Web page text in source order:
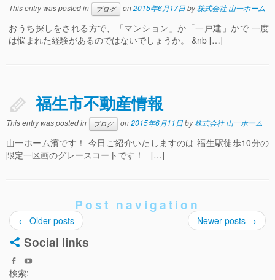
This entry was posted in ブログ on2015年6月17日by株式会社 山一ホーム
おうち探しをされる方で、「マンション」か「一戸建」かで 一度
は悩まれた経験があるのではないでしょうか。 &nb […]
福生市不動産情報
This entry was posted in ブログ on2015年6月11日by株式会社 山一ホーム
山一ホーム濱です！ 今日ご紹介いたしますのは 福生駅徒歩10分の
限定一区画のグレースコートです！ […]
Post navigation
← Older posts Newer posts →
Social links
検索: